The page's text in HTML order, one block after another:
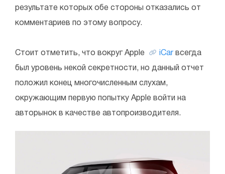
результате которых обе стороны отказались от
комментариев по этому вопросу.
Стоит отметить, что вокруг Apple iCar всегда
был уровень некой секретности, но данный отчет
положил конец многочисленным слухам,
окружающим первую попытку Apple войти на
авторынок в качестве автопроизводителя.